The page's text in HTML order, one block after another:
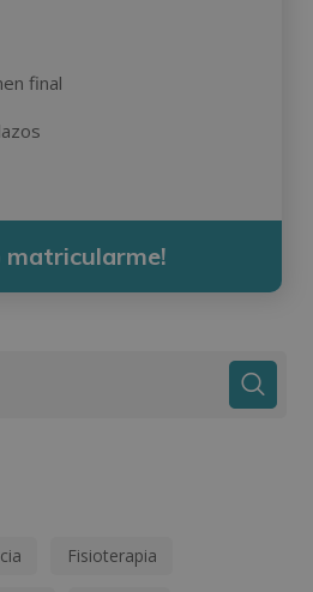
final
matricularme!
Fisioterapia